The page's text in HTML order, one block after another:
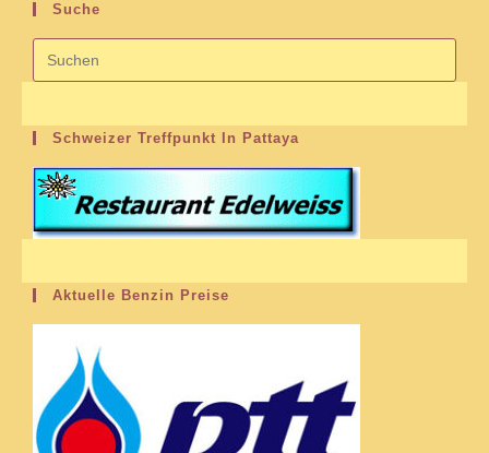
Suche
Schweizer Treffpunkt In Pattaya
Aktuelle Benzin Preise